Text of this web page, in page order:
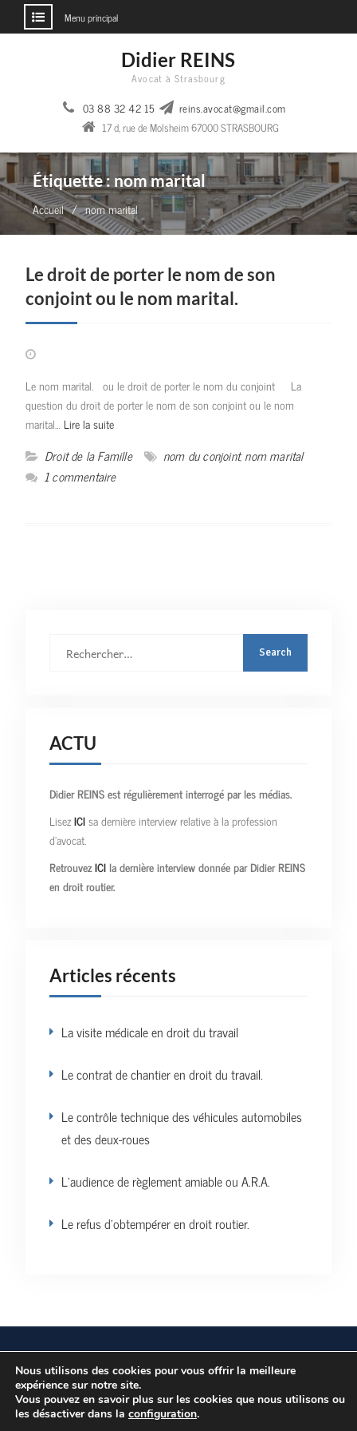
Menu principal
Didier REINS
Avocat à Strasbourg
03 88 32 42 15
reins.avocat@gmail.com
17 d, rue de Molsheim 67000 STRASBOURG
Étiquette : nom marital
Accueil nom marital
Le droit de porter le nom de son
conjoint ou le nom marital.
Le nom marital. ou le droit de porter le nom du conjoint La
question du droit de porter le nom de son conjoint ou le nom
marital… Lire la suite
Droit de la Famille nom du conjoint,nom marital
1 commentaire
ACTU
Didier REINS est régulièrement interrogé par les médias.
LisezICIsa dernière interview relative à la profession
d’avocat.
RetrouvezICIla dernière interview donnée par Didier REINS
en droit routier.
Articles récents
La visite médicale en droit du travail
Le contrat de chantier en droit du travail.
Le contrôle technique des véhicules automobiles
et des deux-roues
L’audience de règlement amiable ou A.R.A.
Le refus d’obtempérer en droit routier.
Vos données personnelles Politique de confidentialité
Copyright © Tous droits réservés.
Nous utilisons des cookies pour vous offrir la meilleure
expérience sur notre site.
Vous pouvez en savoir plus sur les cookies que nous utilisons ou
les désactiver dans la configuration.